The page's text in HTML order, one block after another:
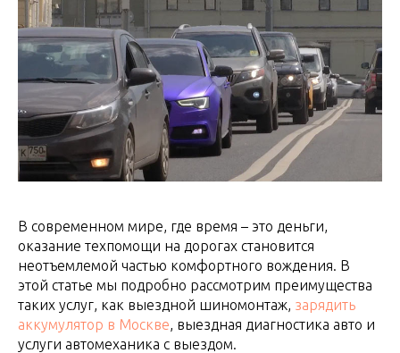
В современном мире, где время – это деньги,
оказание техпомощи на дорогах становится
неотъемлемой частью комфортного вождения. В
этой статье мы подробно рассмотрим преимущества
таких услуг, как выездной шиномонтаж, зарядить
аккумулятор в Москве, выездная диагностика авто и
услуги автомеханика с выездом.